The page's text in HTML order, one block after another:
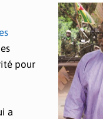
pour
a